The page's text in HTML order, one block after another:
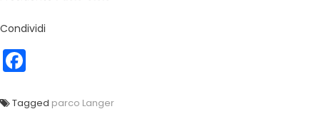
Condividi
Tagged parco Langer